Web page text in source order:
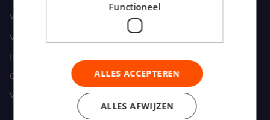
VOOR CHAUFFEURS
Vacatures zoeken
Inschrijven
Carrière advies
Veelgestelde vragen
Functioneel
ALLES ACCEPTEREN
ALLES AFWIJZEN